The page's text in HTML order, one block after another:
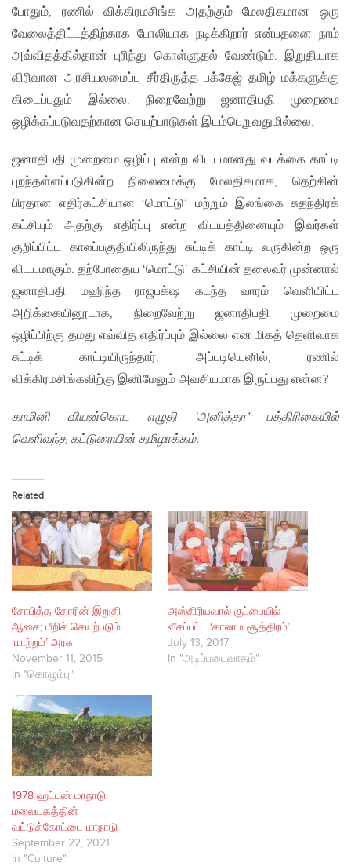
போதும், ரணில் விக்கிரமசிங்க அதற்கும் மேலதிகமான ஒரு
வேலைத்திட்டத்திற்காக போலியாக நடிக்கிறார் என்பதனை நாம்
அவ்விதத்தில்தான் புரிந்து கொள்ளுதல் வேண்டும். இறுதியாக
விரிவான அரசியலமைப்பு சீர்திருத்த பக்கேஜ் தமிழ் மக்களுக்கு
கிடைப்பதும் இல்லை. நிறைவேற்று ஜனாதிபதி முறைமை
ஒழிக்கப்படுவதற்கான செயற்பாடுகள் இடம்பெறுவதுமில்லை.
ஜனாதிபதி முறைமை ஒழிப்பு என்ற விடயமானது வடக்கை காட்டி
புறந்தள்ளப்படுகின்ற நிலைமைக்கு மேலதிகமாக, தெற்கின்
பிரதான எதிர்கட்சியான ‘மொட்டு’ மற்றும் இலங்கை சுதந்திரக்
கட்சியும் அதற்கு எதிர்ப்பு என்ற விடயத்தினையும் இவர்கள்
குறிப்பிட்ட காலப்பகுதியிலிருந்து சுட்டிக் காட்டி வருகின்ற ஒரு
விடயமாகும். தற்போதைய ‘மொட்டு’ கட்சியின் தலைவர் முன்னால்
ஜனாதிபதி மஹிந்த ராஜபக்‌ஷ கடந்த வாரம் வெளியிட்ட
அறிக்கையினூடாக, நிறைவேற்று ஜனாதிபதி முறைமை
ஒழிப்பிற்கு தமது எவ்வித எதிர்ப்பும் இல்லை என மிகத் தெளிவாக
சுட்டிக் காட்டியிருந்தார். அப்படியெனில், ரணில்
விக்கிரமசிங்கவிற்கு இனிமேலும் அவசியமாக இருப்பது என்ன?
காமினி வியன்கொட எழுதி ‘அனித்தா’ பத்திரிகையில்
வெளிவந்த கட்டுரையின் தமிழாக்கம்.
Related
சோபித்த தேரரின் இறுதி
ஆசை; மீறிச் செயற்படும்
‘மாற்றம்’ அரசு
November 11, 2015
In "கொழும்பு"
அஸ்கிரியவால் குப்பையில்
வீசப்பட்ட ‘காலாம சூத்திரம்’
July 13, 2017
In "அடிப்படைவாதம்"
1978 ஹட்டன் மாநாடு:
மலையகத்தின்
வட்டுக்கோட்டை மாநாடு
September 22, 2021
In "Culture"